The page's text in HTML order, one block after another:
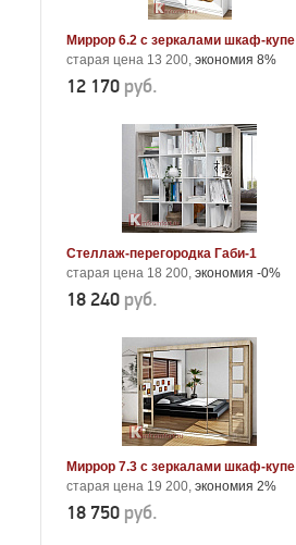
Миррор 6.2 с зеркалами шкаф-купе
старая цена 13 200, экономия 8%
12 170 руб.
Стеллаж-перегородка Габи-1
старая цена 18 200, экономия -0%
18 240 руб.
Миррор 7.3 с зеркалами шкаф-купе
старая цена 19 200, экономия 2%
18 750 руб.